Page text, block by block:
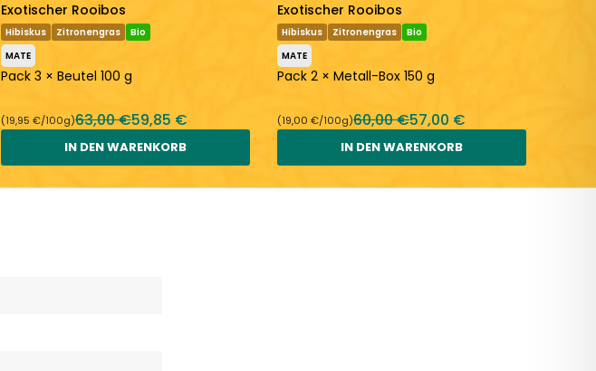
Exotischer Rooibos
Hibiskus Zitronengras
Bio
MATE
Pack 3 × Beutel 100 g
(19,95 €/100g)63,00 €59,85 €
IN DEN WARENKORB
Exotischer Rooibos
Hibiskus Zitronengras
Bio
MATE
Pack 2 × Metall-Box 150 g
(19,00 €/100g)60,00 €57,00 €
IN DEN WARENKORB